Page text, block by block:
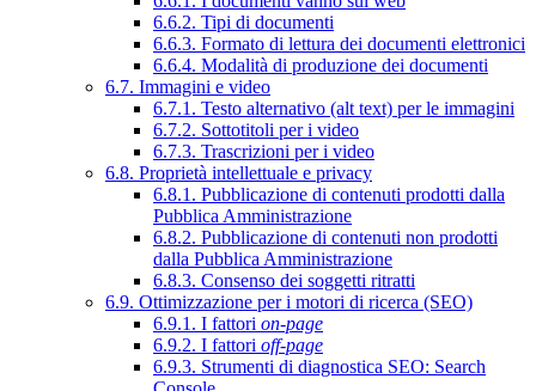
6.6.2. Tipi di documenti
6.6.3. Formato di lettura dei documenti elettronici
6.6.4. Modalità di produzione dei documenti
6.7. Immagini e video
6.7.1. Testo alternativo (alt text) per le immagini
6.7.2. Sottotitoli per i video
6.7.3. Trascrizioni per i video
6.8. Proprietà intellettuale e privacy
6.8.1. Pubblicazione di contenuti prodotti dalla
Pubblica Amministrazione
6.8.2. Pubblicazione di contenuti non prodotti
dalla Pubblica Amministrazione
6.8.3. Consenso dei soggetti ritratti
6.9. Ottimizzazione per i motori di ricerca (SEO)
6.9.1. I fattori on-page
6.9.2. I fattori off-page
6.9.3. Strumenti di diagnostica SEO: Search